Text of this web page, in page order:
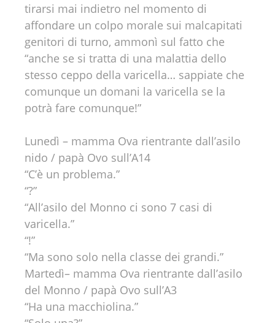
tirarsi mai indietro nel momento di
affondare un colpo morale sui malcapitati
genitori di turno, ammonì sul fatto che
“anche se si tratta di una malattia dello
stesso ceppo della varicella… sappiate che
comunque un domani la varicella se la
potrà fare comunque!”
Lunedì – mamma Ova rientrante dall’asilo
nido / papà Ovo sull’A14
“C’è un problema.”
“?”
“All’asilo del Monno ci sono 7 casi di
varicella.”
“!”
“Ma sono solo nella classe dei grandi.”
Martedì– mamma Ova rientrante dall’asilo
del Monno / papà Ovo sull’A3
“Ha una macchiolina.”